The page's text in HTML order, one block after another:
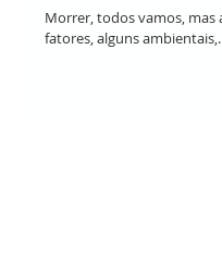
Morrer, todos vamos,
fatores, alguns